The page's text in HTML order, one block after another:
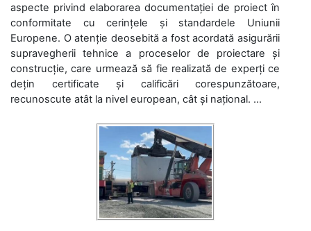
aspecte privind elaborarea documentației de proiect în
conformitate cu cerințele și standardele Uniunii
Europene. O atenție deosebită a fost acordată asigurării
supravegherii tehnice a proceselor de proiectare și
construcție, care urmează să fie realizată de experți ce
dețin certificate și calificări corespunzătoare,
recunoscute atât la nivel european, cât și național. ...